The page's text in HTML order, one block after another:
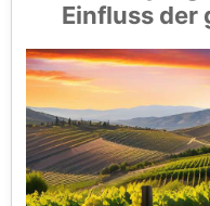
Einfluss der